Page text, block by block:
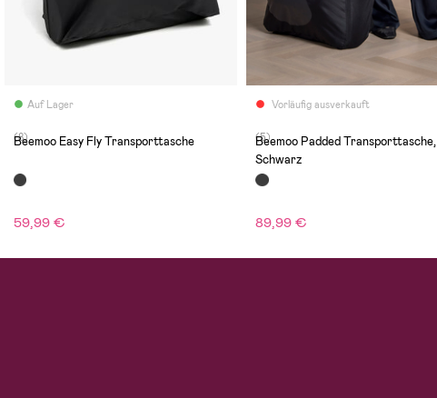
Auf Lager
(8)
Beemoo Easy Fly Transporttasche
59,99 €
Vorläufig ausverkauft
(5)
Beemoo Padded Transporttasche,
Schwarz
89,99 €